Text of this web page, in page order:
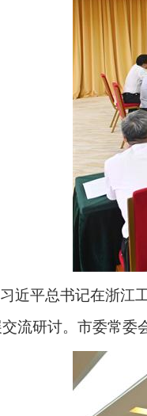
近平总书记在浙江
流研讨。市委常委